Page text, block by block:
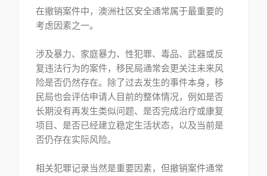
在撤销案件中，澳洲社区安全通常属于最重要的
考虑因素之一。
涉及暴力、家庭暴力、性犯罪、毒品、武器或反
复违法行为的案件，移民局通常会更关注未来风
险是否仍然存在。除了过去发生的事件本身，移
民局也会评估申请人目前的整体情况，例如是否
长期没有再发生类似问题、是否完成治疗或康复
项目、是否已经建立稳定生活状态，以及当前是
否仍存在实际风险。
相关犯罪记录当然是重要因素，但撤销案件通常